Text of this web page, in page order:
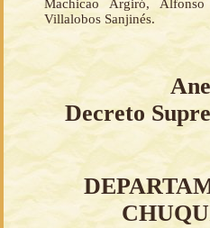
Machicao Argiró,
Villalobos Sanjinés.
Decreto